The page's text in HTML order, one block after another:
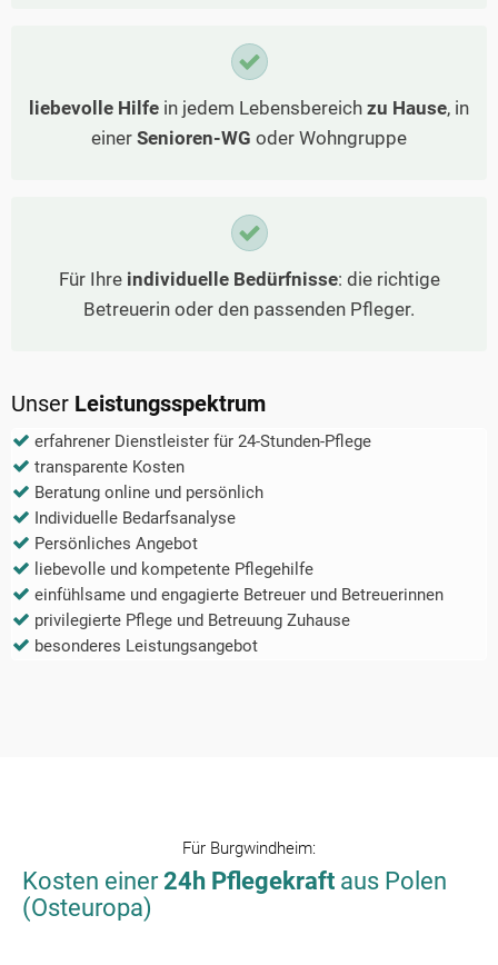
liebevolle Hilfe in jedem Lebensbereich zu Hause, in
einer Senioren-WG oder Wohngruppe
Für Ihre individuelle Bedürfnisse: die richtige
Betreuerin oder den passenden Pfleger.
Unser Leistungsspektrum
erfahrener Dienstleister für 24-Stunden-Pflege
transparente Kosten
Beratung online und persönlich
Individuelle Bedarfsanalyse
Persönliches Angebot
liebevolle und kompetente Pflegehilfe
einfühlsame und engagierte Betreuer und Betreuerinnen
privilegierte Pflege und Betreuung Zuhause
besonderes Leistungsangebot
Für Burgwindheim:
Kosten einer24h Pflegekraft aus Polen
(Osteuropa)